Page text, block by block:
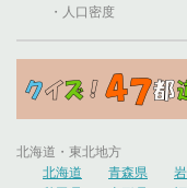
・人口密度
北海道・東北地方
北海道
青森県